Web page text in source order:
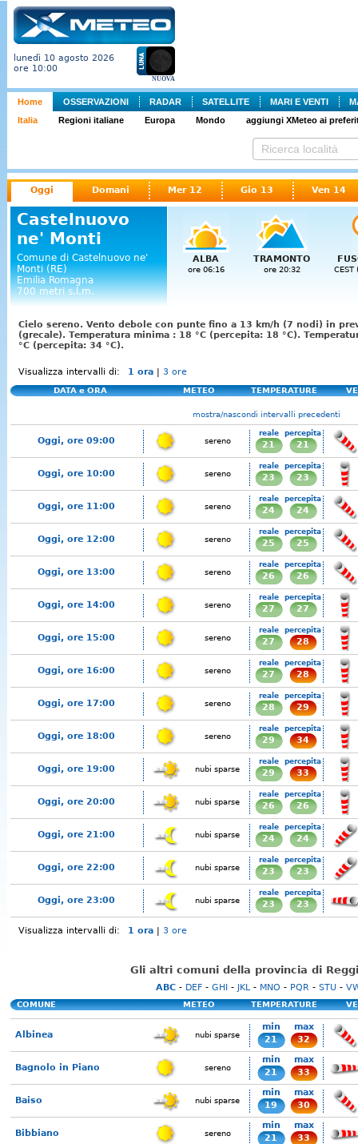
lunedì 10 agosto 2026
ore 10:00
NUOVA
Home OSSERVAZIONI RADAR SATELLITE MARI E VENTI
Italia
Regioni italiane Europa Mondo aggiungi XMeteo ai
Oggi Domani Mer 12 Gio 13 Ven 14
Castelnuovo
ne' Monti
Comune di Castelnuovo ne'
Monti (RE)
Emilia Romagna
700 metri s.l.m.
ALBA
ore 06:16
TRAMONTO
ore 20:32 CEST
Cielo sereno. Vento debole con punte fino a 13 km/h (7 nodi) in
(grecale). Temperatura minima : 18 °C (percepita: 18 °C).
°C (percepita: 34 °C).
Visualizza intervalli di: 1 ora | 3 ore
DATA e ORA METEO TEMPERATURE
mostra/nascondi intervalli precedenti
Oggi, ore 09:00 sereno
reale
21
percepita
21
Oggi, ore 10:00 sereno
reale
23
percepita
23
Oggi, ore 11:00 sereno
reale
24
percepita
24
Oggi, ore 12:00 sereno
reale
25
percepita
25
Oggi, ore 13:00 sereno
reale
26
percepita
26
Oggi, ore 14:00 sereno
reale
27
percepita
27
Oggi, ore 15:00 sereno
reale
27
percepita
28
Oggi, ore 16:00 sereno
reale
27
percepita
28
Oggi, ore 17:00 sereno
reale
28
percepita
29
Oggi, ore 18:00 sereno
reale
29
percepita
34
Oggi, ore 19:00 nubi sparse
reale
29
percepita
33
Oggi, ore 20:00 nubi sparse
reale
26
percepita
26
Oggi, ore 21:00 nubi sparse
reale
24
percepita
24
Oggi, ore 22:00 nubi sparse
reale
23
percepita
23
Oggi, ore 23:00 nubi sparse
reale
23
percepita
23
Visualizza intervalli di: 1 ora | 3 ore
Gli altri comuni della provincia di
ABC- DEF- GHI- JKL- MNO - PQR - STU -
COMUNE METEO TEMPERATURE
Albinea nubi sparse
min
21
max
32
Bagnolo in Piano sereno
min
21
max
33
Baiso nubi sparse
min
19
max
30
Bibbiano sereno
min
21
max
33